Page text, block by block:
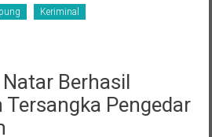
Keriminal
Berhasil
Pengedar